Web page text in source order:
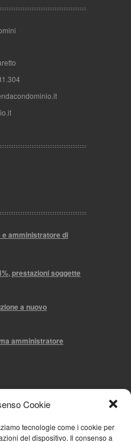
Cookie
tecnologie come i cookie per
del dispositivo. Il consenso a
amministratore di
prestazioni soggette
a nuovo
amministratore